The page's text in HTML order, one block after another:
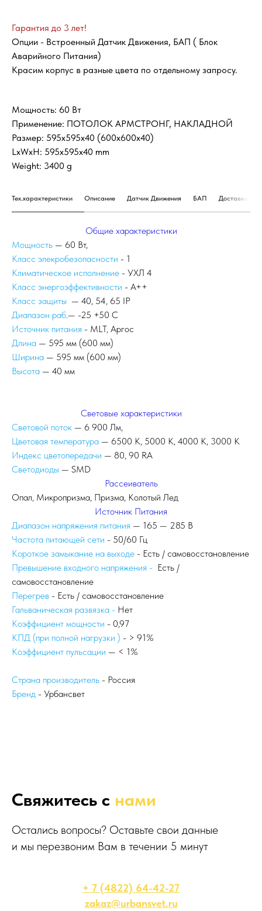
Гарантия до 3 лет!
Опции - Встроенный Датчик Движения, БАП ( Блок
Аварийного Питания)
Красим корпус в разные цвета по отдельному запросу.
Мощность: 60 Вт
Применение: ПОТОЛОК АРМСТРОНГ, НАКЛАДНОЙ
Размер: 595х595х40 (600х600х40)
LxWxH: 595x595x40 mm
Weight: 3400 g
Тех.характеристики Описание Датчик Движения БАП Доставка и
Общие характеристики
Мощность — 60 Вт,
Класс элекробезопасности - 1
Климатическое исполнение - УХЛ 4
Класс энергоэффективности - А++
Класс защиты — 40, 54, 65 IP
Диапазон раб.— -25 +50 С
Источник питания - MLT, Аргос
Длина — 595 мм (600 мм)
Ширина — 595 мм (600 мм)
Высота — 40 мм
Световые характеристики
Световой поток — 6 900 Лм,
Цветовая температура — 6500 К, 5000 К, 4000 К, 3000 К
Индекс цветопередачи — 80, 90 RA
Светодиоды — SMD
Рассеиватель
Опал, Микропризма, Призма, Колотый Лед
Источник Питания
Диапазон напряжения питания — 165 — 285 В
Частота питающей сети - 50/60 Гц
Короткое замыкание на выходе - Есть / самовосстановление
Превышение входного напряжения - Есть /
самовосстановление
Перегрев - Есть / самовосстановление
Гальваническая развязка - Нет
Коэффициент мощности - 0,97
КПД (при полной нагрузки ) - > 91%
Коэффициент пульсации — < 1%
Страна производитель - Россия
Бренд - Урбансвет
Свяжитесь с нами
Остались вопросы? Оставьте свои данные
и мы перезвоним Вам в течении 5 минут
+ 7 (4822) 64-42-27
zakaz@urbansvet.ru